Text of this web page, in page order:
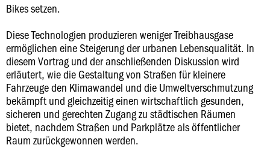
Bikes setzen.
Diese Technologien produzieren weniger Treibhausgase
ermöglichen eine Steigerung der urbanen Lebensqualität. In
diesem Vortrag und der anschließenden Diskussion wird
erläutert, wie die Gestaltung von Straßen für kleinere
Fahrzeuge den Klimawandel und die Umweltverschmutzung
bekämpft und gleichzeitig einen wirtschaftlich gesunden,
sicheren und gerechten Zugang zu städtischen Räumen
bietet, nachdem Straßen und Parkplätze als öffentlicher
Raum zurückgewonnen werden.